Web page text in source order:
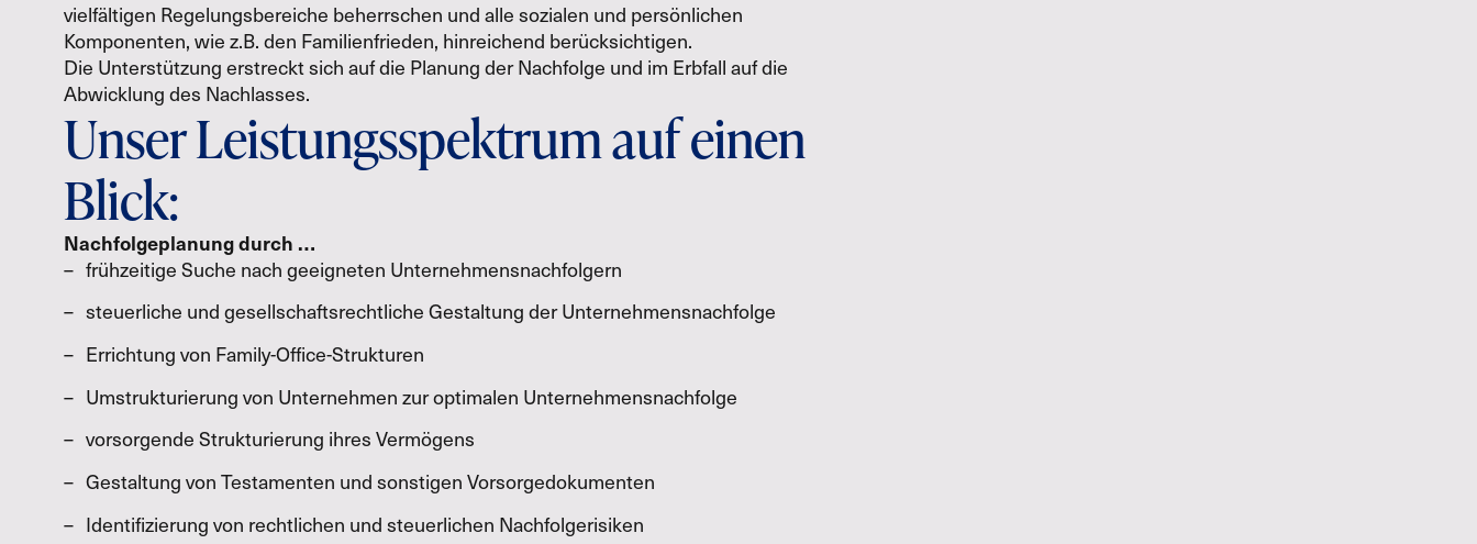
vielfältigen Regelungsbereiche beherrschen und alle sozialen und persönlichen
Komponenten, wie z.B. den Familienfrieden, hinreichend berücksichtigen.
Die Unterstützung erstreckt sich auf die Planung der Nachfolge und im Erbfall auf die
Abwicklung des Nachlasses.
Unser Leistungsspektrum auf einen
Blick:
Nachfolgeplanung durch …
frühzeitige Suche nach geeigneten Unternehmensnachfolgern
steuerliche und gesellschaftsrechtliche Gestaltung der Unternehmensnachfolge
Errichtung von Family-Office-Strukturen
Umstrukturierung von Unternehmen zur optimalen Unternehmensnachfolge
vorsorgende Strukturierung ihres Vermögens
Gestaltung von Testamenten und sonstigen Vorsorgedokumenten
Identifizierung von rechtlichen und steuerlichen Nachfolgerisiken